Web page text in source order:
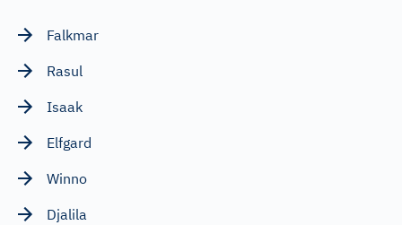
Falkmar
Rasul
Isaak
Elfgard
Winno
Djalila